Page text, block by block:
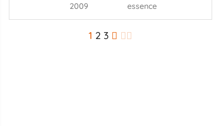
2009 essence
1 2 3